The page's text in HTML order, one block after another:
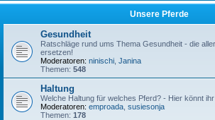
Unsere Pferde
Gesundheit
Ratschläge rund ums Thema Gesundheit - die
ersetzen!
Moderatoren: ninischi Janina
Themen: 548
Haltung
Welche Haltung für welches Pferd? - Hier könnt
Moderatoren: emproada susiesonja
Themen: 178